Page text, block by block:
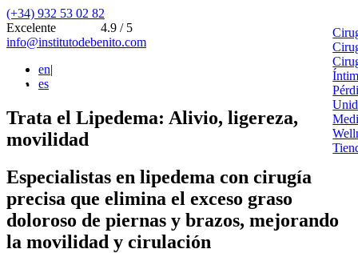
(+34) 932 53 02 82
Excelente
4.9 / 5
info@institutodebenito.com
en|
es
Trata el Lipedema: Alivio, ligereza,
movilidad
Especialistas en lipedema con cirugía
precisa que elimina el exceso graso
doloroso de piernas y brazos, mejorando
la movilidad y cirulación